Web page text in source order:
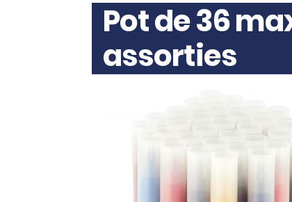
Pot de 36
assorties